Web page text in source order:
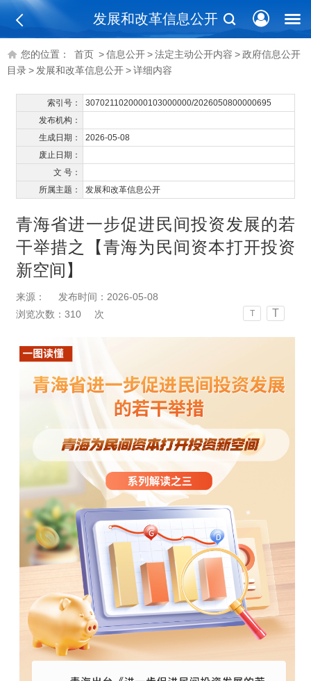
发展和改革信息公开
您的位置： 首页 >信息公开>法定主动公开内容 >政府信息公开
目录> 发展和改革信息公开>详细内容
索引号：
3070211020000103000000/2026050800000695
发布机构：
生成日期：
2026-05-08
废止日期：
文 号：
所属主题：
发展和改革信息公开
青海省进一步促进民间投资发展的若
干举措之【青海为民间资本打开投资
新空间】
来源：
发布时间：2026-05-08
浏览次数： 310 次 T T